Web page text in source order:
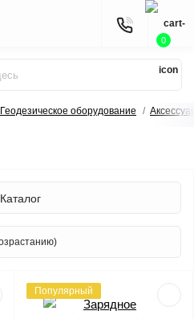
0
Геодезическое оборудование
Каталог
Популярный